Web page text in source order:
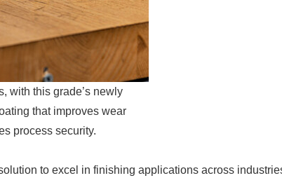
with this grade’s newly
that improves wear
process security.
to excel in finishing applications across